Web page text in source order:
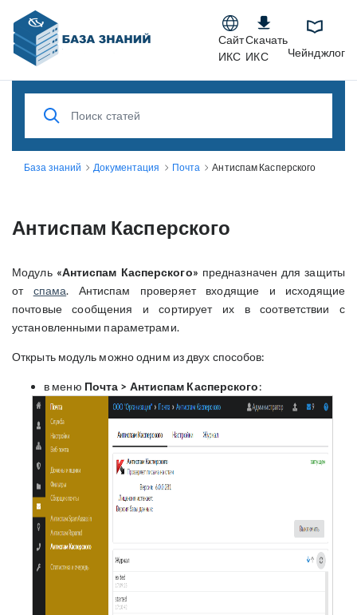
Сайт
ИКС
Скачать
ИКС
Чейнджлог
База знаний Документация Почта Антиспам Касперского
Антиспам Касперского
Модуль «Антиспам Касперского» предназначен для защиты
от спама. Антиспам проверяет входящие и исходящие
почтовые сообщения и сортирует их в соответствии с
установленными параметрами.
Открыть модуль можно одним из двух способов:
в меню Почта > Антиспам Касперского: